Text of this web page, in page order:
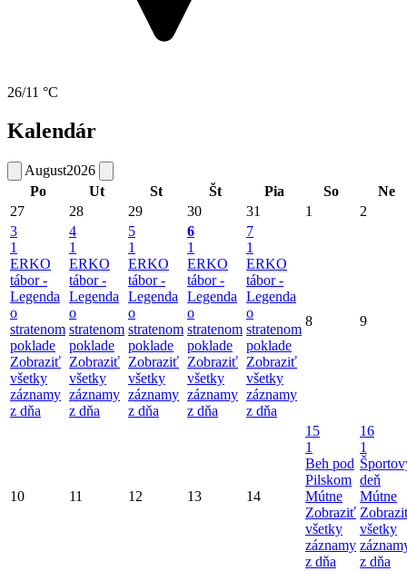
26/11 °C
Kalendár
August2026
Po
Ut St Št Pia So
Ne
27
28 29 30 31 1
2
3
1
ERKO
tábor -
Legenda
o
stratenom
poklade
Zobraziť
všetky
záznamy
z dňa
4
1
ERKO
tábor -
Legenda
o
stratenom
poklade
Zobraziť
všetky
záznamy
z dňa
5
1
ERKO
tábor -
Legenda
o
stratenom
poklade
Zobraziť
všetky
záznamy
z dňa
6
1
ERKO
tábor -
Legenda
o
stratenom
poklade
Zobraziť
všetky
záznamy
z dňa
7
1
ERKO
tábor -
Legenda
o
stratenom
poklade
Zobraziť
všetky
záznamy
z dňa
8 9
10 11 12 13 14
15
1
Beh pod
Pilskom
Mútne
Zobraziť
všetky
záznamy
z dňa
16
1
deň
Mútne
všetky
z dňa